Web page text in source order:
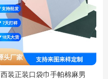
西装正装口袋巾手帕棉麻男